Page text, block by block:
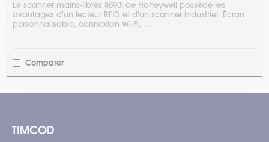
Le scanner mains-libres 8690i de Honeywell possède les
avantages d'un lecteur RFID et d'un scanner industriel. Écran
personnalisable, connexion Wi-Fi, …
Comparer
TIMCOD